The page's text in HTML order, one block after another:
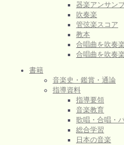
器楽アンサン
吹奏楽
管弦楽スコア
教本
合唱曲を吹奏
合唱曲を吹奏
書籍
音楽史・鑑賞・通論
指導資料
指導要領
音楽教育
歌唱・合唱・
総合学習
日本の音楽